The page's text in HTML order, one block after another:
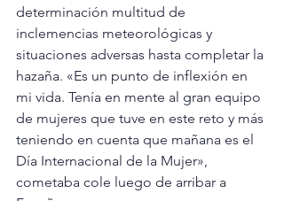
determinación multitud de
inclemencias meteorológicas y
situaciones adversas hasta completar la
hazaña. «Es un punto de inflexión en
mi vida. Tenía en mente al gran equipo
de mujeres que tuve en este reto y más
teniendo en cuenta que mañana es el
Día Internacional de la Mujer»,
cometaba cole luego de arribar a